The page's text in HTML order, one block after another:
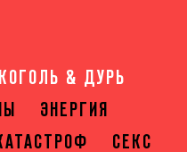
& ДУРЬ
ЭНЕРГИЯ
СЕКС